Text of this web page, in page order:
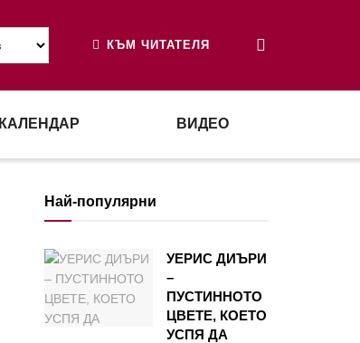
КЪМ ЧИТАТЕЛЯ
КАЛЕНДАР ВИДЕО
Най-популярни
УЕРИС ДИЪРИ
–
ПУСТИННОТО
ЦВЕТЕ, КОЕТО
УСПЯ ДА